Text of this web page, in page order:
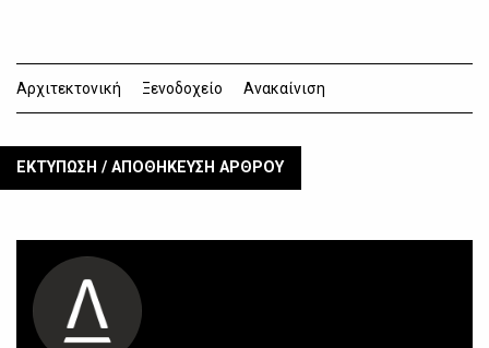
Αρχιτεκτονική Ξενοδοχείο Ανακαίνιση
ΕΚΤΥΠΩΣΗ / ΑΠΟΘΗΚΕΥΣΗ ΑΡΘΡΟΥ